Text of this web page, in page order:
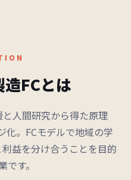
FCとは
人間研究から得た原理
化。FCモデルで地域の学
益を分け合うことを目的
です。